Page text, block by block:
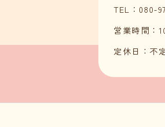
TEL：080-
営業時間：
定休日：不